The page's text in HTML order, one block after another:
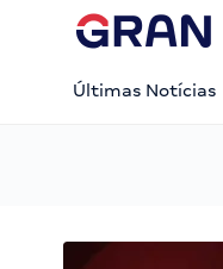
Últimas Notícias